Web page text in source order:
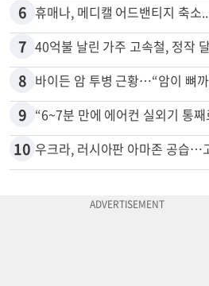
6 휴매나, 메디캘 어드밴티지 축소
7 40억불 날린 가주 고속철, 정작
8
9
10 우크라, 러시아판 아마존 공습…